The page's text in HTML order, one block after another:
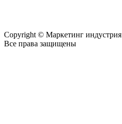
Copyright © Маркетинг индустрия
Все права защищены